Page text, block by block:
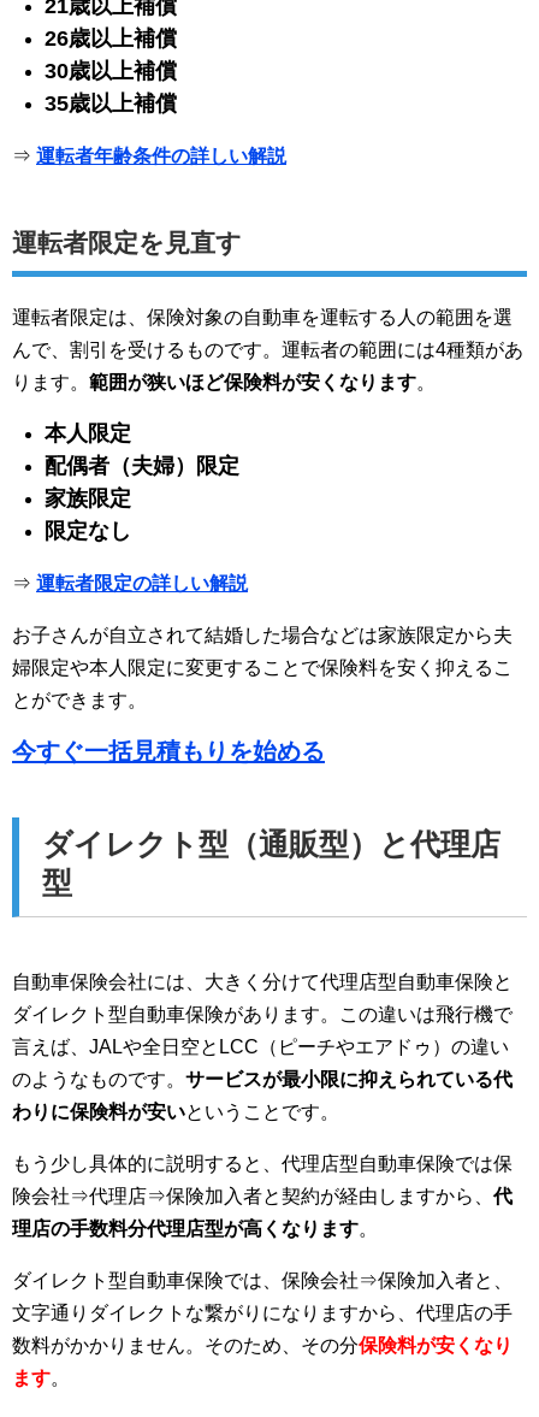
21歳以上補償
26歳以上補償
30歳以上補償
35歳以上補償
⇒ 運転者年齢条件の詳しい解説
運転者限定を見直す
運転者限定は、保険対象の自動車を運転する人の範囲を選
んで、割引を受けるものです。運転者の範囲には4種類があ
ります。 範囲が狭いほど保険料が安くなります。
本人限定
配偶者（夫婦）限定
家族限定
限定なし
⇒ 運転者限定の詳しい解説
お子さんが自立されて結婚した場合などは家族限定から夫
婦限定や本人限定に変更することで保険料を安く抑えるこ
とができます。
今すぐ一括見積もりを始める
ダイレクト型（通販型）と代理店
型
自動車保険会社には、大きく分けて代理店型自動車保険と
ダイレクト型自動車保険があります。この違いは飛行機で
言えば、JALや全日空とLCC（ピーチやエアドゥ）の違い
のようなものです。 サービスが最小限に抑えられている代
わりに保険料が安いということです。
もう少し具体的に説明すると、代理店型自動車保険では保
険会社⇒代理店⇒保険加入者と契約が経由しますから、代
理店の手数料分代理店型が高くなります。
ダイレクト型自動車保険では、保険会社⇒保険加入者と、
文字通りダイレクトな繋がりになりますから、代理店の手
数料がかかりません。そのため、その分保険料が安くなり
ます。